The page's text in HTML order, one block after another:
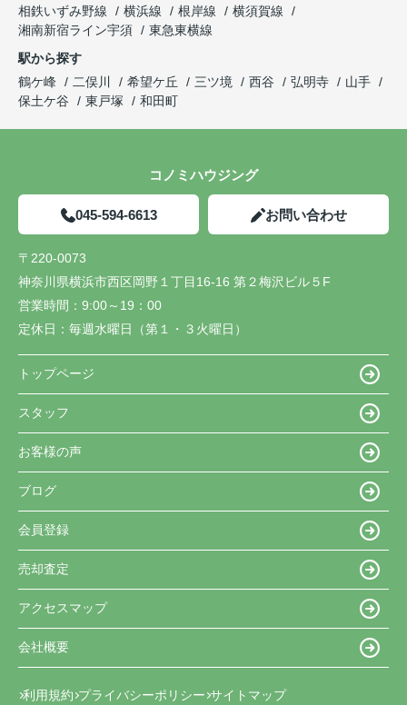
相鉄いずみ野線
横浜線 根岸線
横須賀線
湘南新宿ライン宇須
東急東横線
駅から探す
鶴ケ峰
二俣川 希望ケ丘 三ツ境 西谷 弘明寺
山手
保土ケ谷
東戸塚 和田町
コノミハウジング
045-594-6613 お問い合わせ
〒220-0073
神奈川県横浜市西区岡野１丁目16-16 第２梅沢ビル５F
営業時間： 9:00～19：00
定休日： 毎週水曜日（第１・３火曜日）
トップページ
スタッフ
お客様の声
ブログ
会員登録
売却査定
アクセスマップ
会社概要
利用規約 プライバシーポリシー サイトマップ